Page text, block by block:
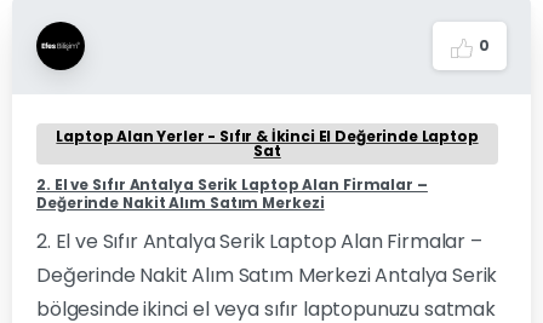
0
Laptop Alan Yerler - Sıfır & İkinci El Değerinde Laptop
Sat
2. El ve Sıfır Antalya Serik Laptop Alan Firmalar –
Değerinde Nakit Alım Satım Merkezi
2. El ve Sıfır Antalya Serik Laptop Alan Firmalar –
Değerinde Nakit Alım Satım Merkezi Antalya Serik
bölgesinde ikinci el veya sıfır laptopunuzu satmak